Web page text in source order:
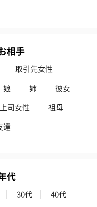
す。
（748円）
【Thank you
相手
取引先女性
娘 姉
彼女
上司女性
祖母
達
代
30代
40代